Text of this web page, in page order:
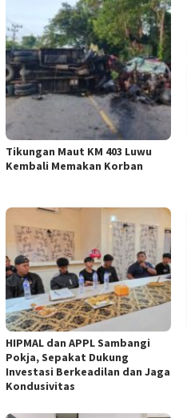
Tikungan Maut KM 403 Luwu
Kembali Memakan Korban
HIPMAL dan APPL Sambangi
Pokja, Sepakat Dukung
Investasi Berkeadilan dan Jaga
Kondusivitas